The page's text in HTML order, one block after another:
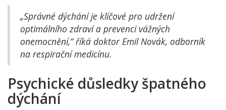
„Správné dýchání je klíčové pro udržení
optimálního zdraví a prevenci vážných
onemocnění,“ říká doktor Emil Novák, odborník
na respirační medicínu.
Psychické důsledky špatného
dýchání